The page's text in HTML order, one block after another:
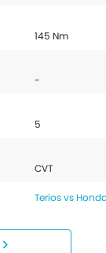
145 Nm
-
5
CVT
Terios vs